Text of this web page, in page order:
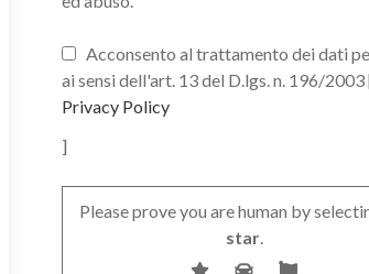
Acconsento al trattamento dei dati
ai sensi dell'art. 13 del D.lgs. n. 196/2003
Privacy Policy
]
Please prove you are human by
star.